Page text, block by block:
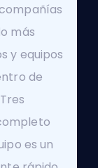
más
y equipos
de
es un